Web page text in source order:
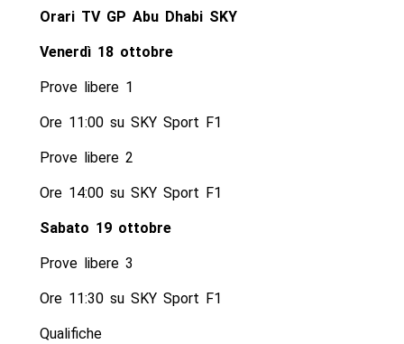
Orari TV GP Abu Dhabi SKY
Venerdì 18 ottobre
Prove libere 1
Ore 11:00 su SKY Sport F1
Prove libere 2
Ore 14:00 su SKY Sport F1
Sabato 19 ottobre
Prove libere 3
Ore 11:30 su SKY Sport F1
Qualifiche